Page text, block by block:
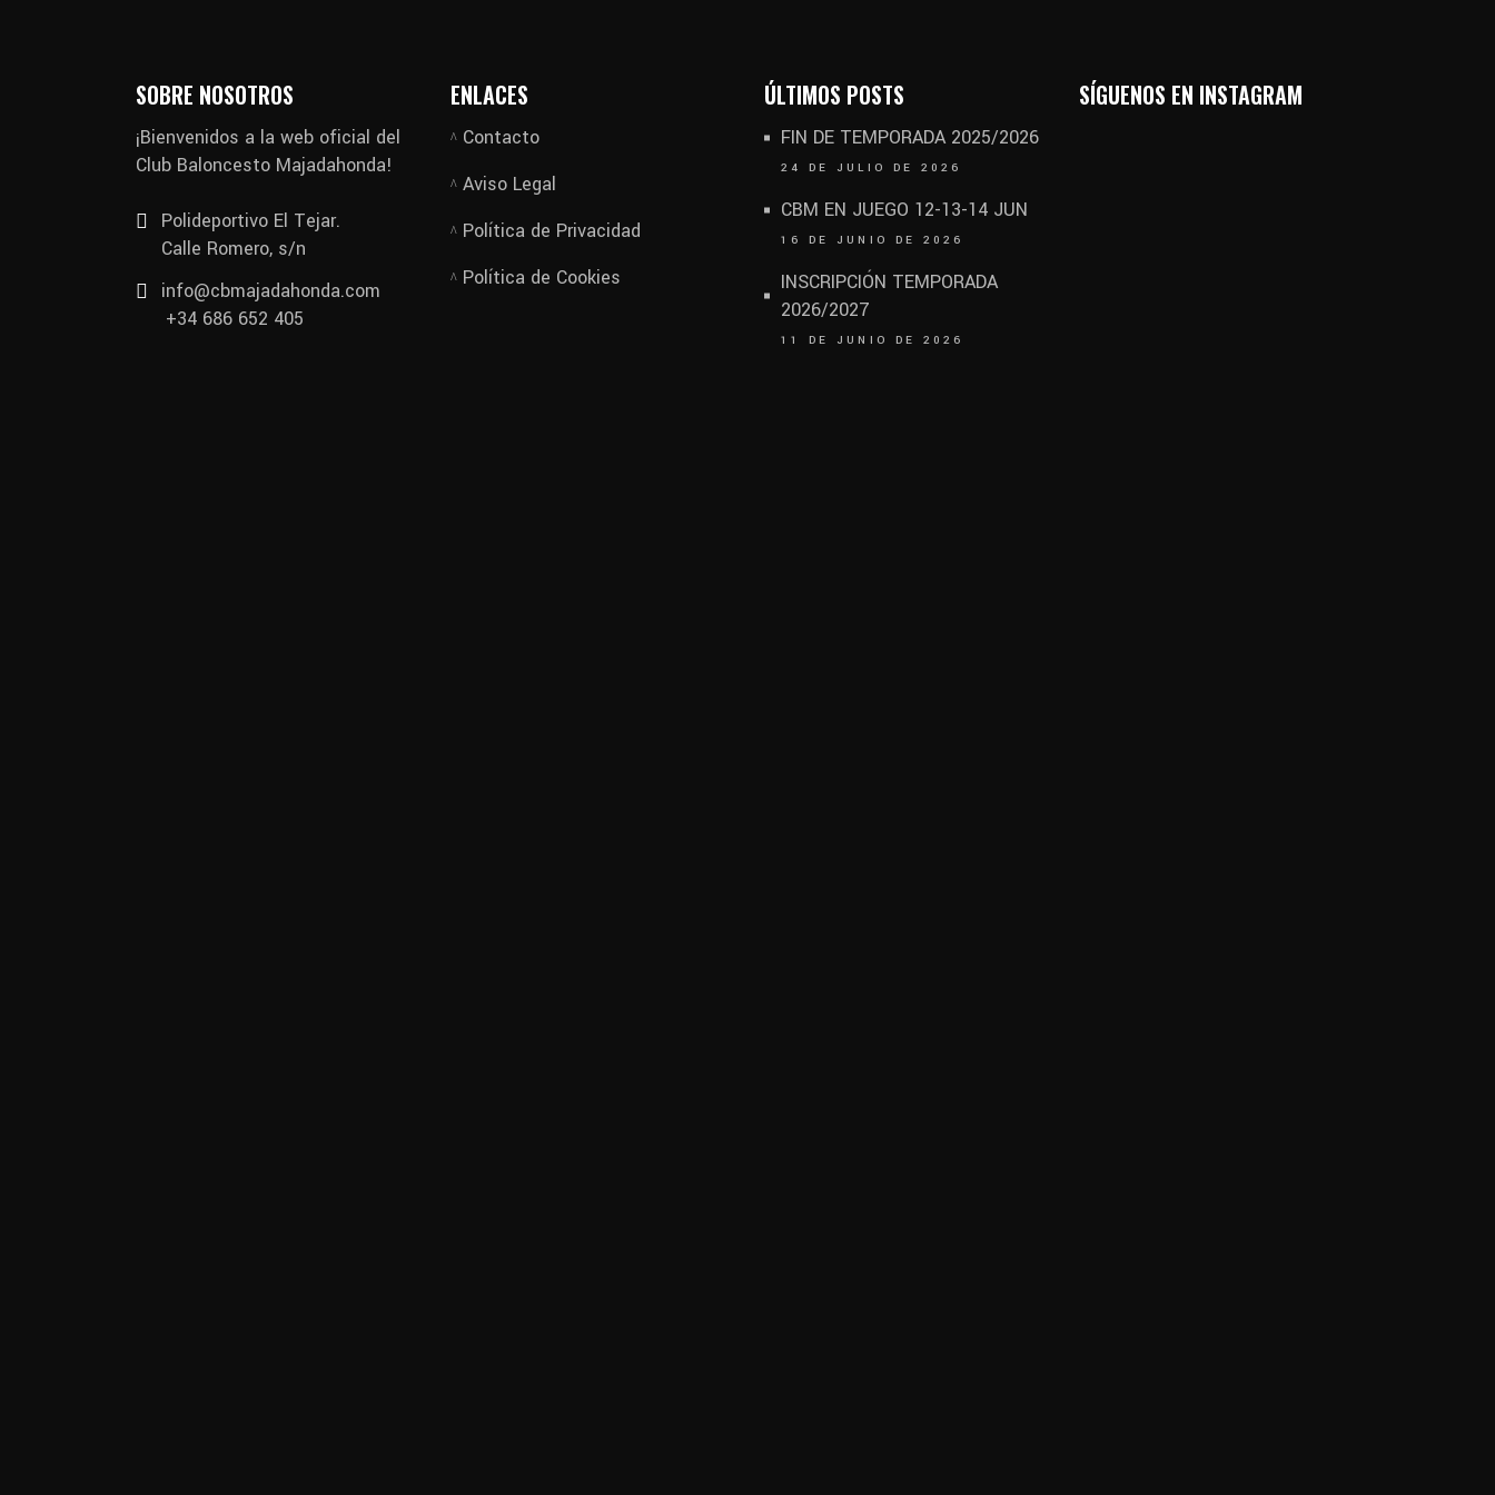
SOBRE NOSOTROS
¡Bienvenidos a la web oficial del
Club Baloncesto Majadahonda!
Polideportivo El Tejar.
Calle Romero, s/n
info@cbmajadahonda.com
+34 686 652 405
ENLACES
Contacto
Aviso Legal
Política de Privacidad
Política de Cookies
ÚLTIMOS POSTS
FIN DE TEMPORADA 2025/2026
24 DE JULIO DE 2026
CBM EN JUEGO 12-13-14 JUN
16 DE JUNIO DE 2026
INSCRIPCIÓN TEMPORADA
2026/2027
11 DE JUNIO DE 2026
SÍGUENOS EN INSTAGRAM